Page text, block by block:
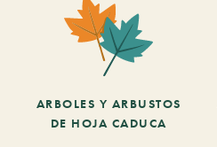
ARBOLES Y ARBUSTOS
DE HOJA CADUCA